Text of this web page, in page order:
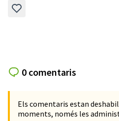
0 comentaris
Els comentaris estan
moments, només les